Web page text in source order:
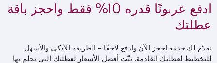
ادفع عربونًا قدره 10% فقط واحجز باقة
عطلتك
نقدّم لك خدمة احجز الآن وادفع لاحقًا – الطريقة الأذكى والأسهل
للتخطيط لعطلتك القادمة. ثبّت أفضل الأسعار لعطلتك التي تحلم بها